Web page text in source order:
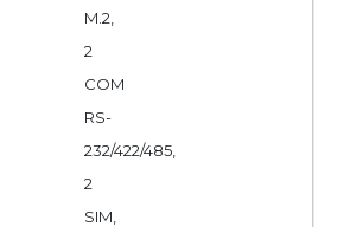
M.2,
2
COM
RS-
232/422/485,
2
SIM,